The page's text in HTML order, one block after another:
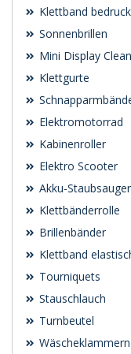
Klettband
Sonnenbrillen
Mini Display
Klettgurte
Elektromotorrad
Kabinenroller
Elektro Scooter
Akku-Staubsauger
Klettbänderrolle
Brillenbänder
Klettband
Tourniquets
Stauschlauch
Turnbeutel
Wäscheklammern